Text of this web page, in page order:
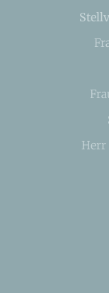
Herr